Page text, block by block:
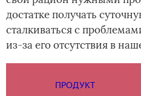
достатке получать
сталкиваться с
из-за его отсутствия в
ПРОДУКТ